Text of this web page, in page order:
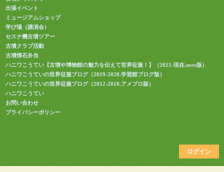
出張イベント
ミュージアムショップ
学び場（講演会）
セスナ機古墳ツアー
古墳クラブ活動
古墳懐石弁当
ハニワこうてい【古墳や博物館の魅力を伝えて世界征服！】（2021-現在.note版）
ハニワこうていの世界征服ブログ（2019-2020.学習館ブログ版）
ハニワこうていの世界征服ブログ（2012-2018.アメブロ版）
ハニワこうてい
お問い合わせ
プライバシーポリシー
ログイン